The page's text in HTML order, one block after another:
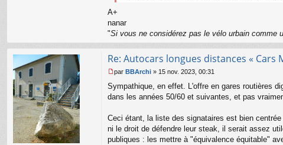
A+
nanar
"Si vous ne considérez pas le vélo urbain comme
Re: Autocars longues distances « Cars
e
s
g
e
n
par BBArchi » 15 nov. 2023, 00:31
Sympathique, en effet. L'offre en gares routières
dans les années 50/60 et suivantes, et pas
Ceci étant, la liste des signataires est bien
ni le droit de défendre leur steak, il serait assez
publiques : les mettre à "équivalence équitable"